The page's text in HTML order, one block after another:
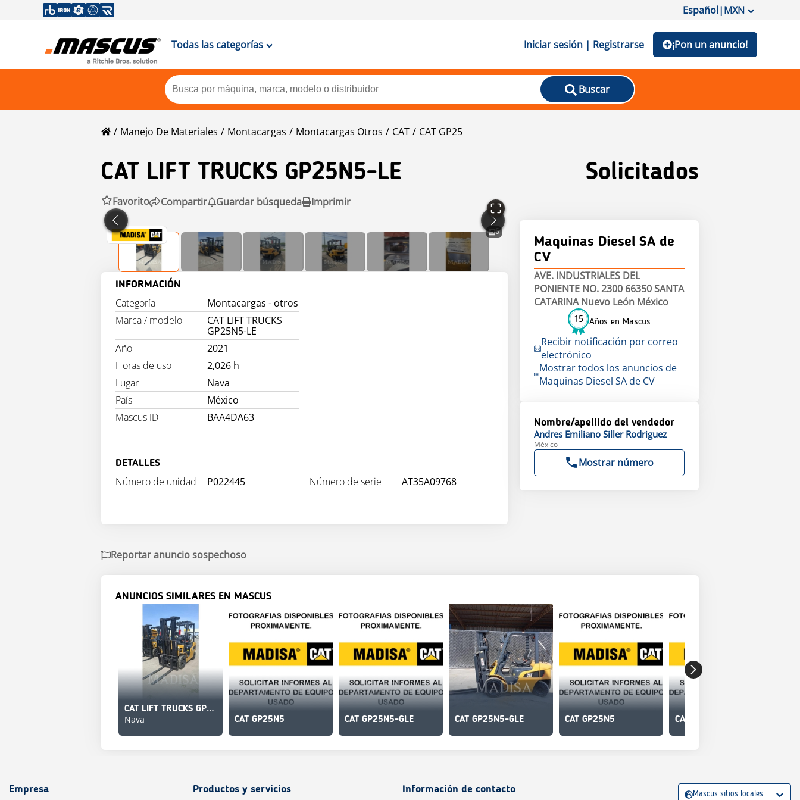
Español|MXN
Todas las categorías Iniciar sesión | Registrarse ¡Pon un anuncio!
Buscar
Manejo De Materiales Montacargas Montacargas Otros CAT CAT GP25
CAT LIFT TRUCKS GP25N5-LE Solicitados
Favorito Compartir Guardar búsqueda Imprimir
6
INFORMACIÓN
Categoría
Montacargas - otros
Marca / modelo
CAT LIFT TRUCKS
GP25N5-LE
Año
2021
Horas de uso
2,026 h
Lugar
Nava
País
México
Mascus ID
BAA4DA63
DETALLES
Número de unidad P022445 Número de serie AT35A09768
Maquinas Diesel SA de
CV
AVE. INDUSTRIALES DEL
PONIENTE NO. 2300 66350 SANTA
CATARINA Nuevo León México
15 Años en Mascus
Recibir notificación por correo
electrónico
Mostrar todos los anuncios de
Maquinas Diesel SA de CV
Nombre/apellido del vendedor
Andres Emiliano Siller Rodriguez
México
Mostrar número
Reportar anuncio sospechoso
ANUNCIOS SIMILARES EN MASCUS
CAT LIFT TRUCKS GP25N5-LE
Nava CAT GP25N5 CAT GP25N5-GLE CAT GP25N5-GLE CAT GP25N5 CAT GP25N5
Empresa Productos y servicios Información de contacto Mascus sitios locales